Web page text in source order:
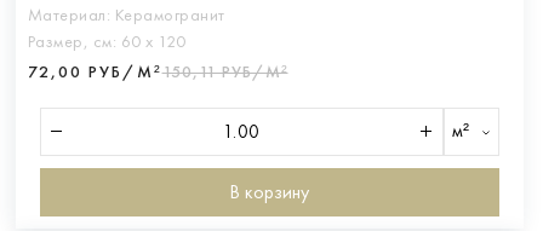
Материал: Керамогранит
Размер, см: 60 х 120
72,00 РУБ/М²150,11 РУБ/М²
м²
В корзину